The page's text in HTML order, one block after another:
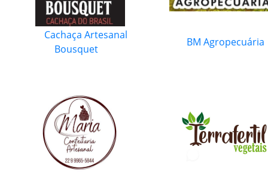
Cachaça Artesanal
Bousquet
BM Agropecuária